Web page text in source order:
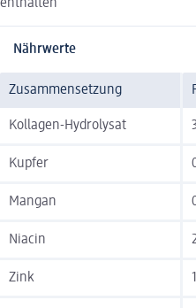
enthalten
Nährwerte
Zusammensetzung
Kollagen-Hydrolysat
Kupfer
Mangan
Niacin
Zink